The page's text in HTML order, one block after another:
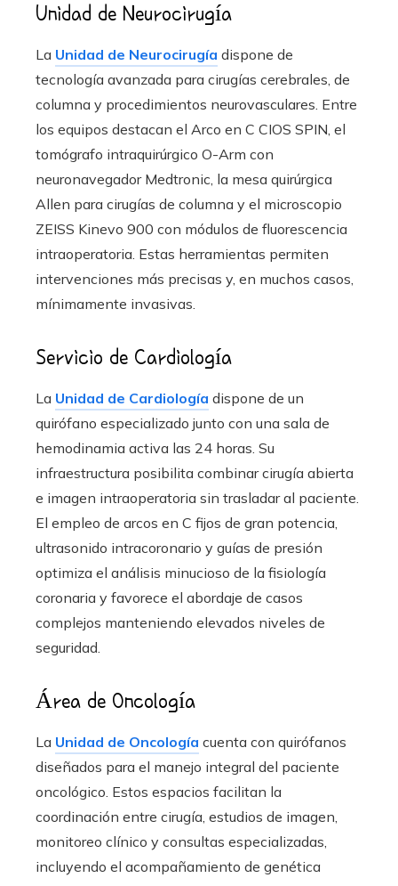
Unidad de Neurocirugía
La Unidad de Neurocirugía dispone de
tecnología avanzada para cirugías cerebrales, de
columna y procedimientos neurovasculares. Entre
los equipos destacan el Arco en C CIOS SPIN, el
tomógrafo intraquirúrgico O-Arm con
neuronavegador Medtronic, la mesa quirúrgica
Allen para cirugías de columna y el microscopio
ZEISS Kinevo 900 con módulos de fluorescencia
intraoperatoria. Estas herramientas permiten
intervenciones más precisas y, en muchos casos,
mínimamente invasivas.
Servicio de Cardiología
La Unidad de Cardiología dispone de un
quirófano especializado junto con una sala de
hemodinamia activa las 24 horas. Su
infraestructura posibilita combinar cirugía abierta
e imagen intraoperatoria sin trasladar al paciente.
El empleo de arcos en C fijos de gran potencia,
ultrasonido intracoronario y guías de presión
optimiza el análisis minucioso de la fisiología
coronaria y favorece el abordaje de casos
complejos manteniendo elevados niveles de
seguridad.
Área de Oncología
La Unidad de Oncología cuenta con quirófanos
diseñados para el manejo integral del paciente
oncológico. Estos espacios facilitan la
coordinación entre cirugía, estudios de imagen,
monitoreo clínico y consultas especializadas,
incluyendo el acompañamiento de genética